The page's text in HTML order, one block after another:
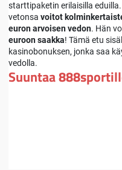
starttipaketin erilaisilla
vetonsa voitot
euron arvoisen vedon. Hän
euroon saakka! Tämä etu
kasinobonuksen, jonka saa
vedolla.
Suuntaa